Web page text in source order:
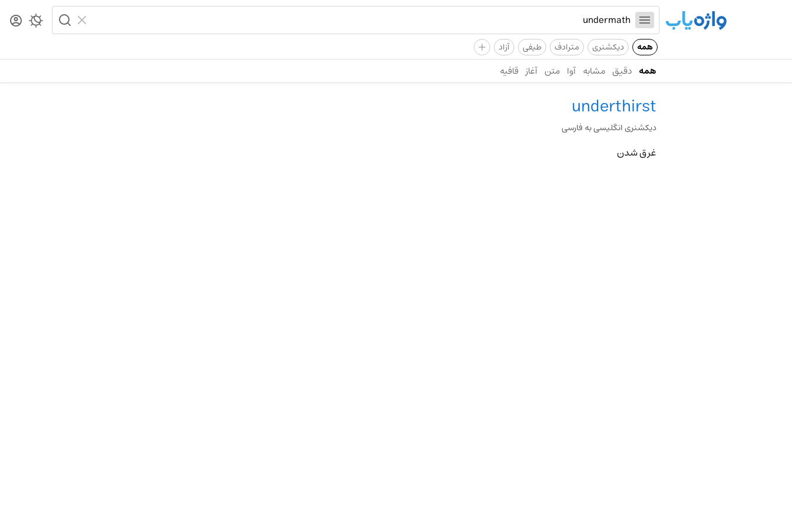
همه دیکشنری مترادف طیفی آزاد +
همه دقیق مشابه آوا متن آغاز قافیه
underthirst
دیکشنری انگلیسی به فارسی
غرق شدن